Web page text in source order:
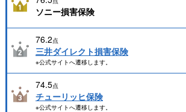
ソニー損害保険
76.2点
三井ダイレクト損害保険
※公式サイトへ遷移します。
74.5点
チューリッヒ保険
※公式サイトへ遷移します。